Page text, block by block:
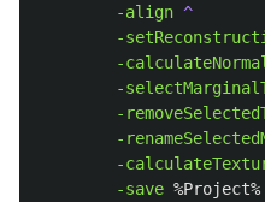
-align
-
-
-
-
-
-
-save %Project%